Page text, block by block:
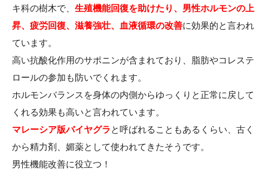
キ科の樹木で、 生殖機能回復を助けたり、男性ホルモンの上
昇、疲労回復、滋養強壮、血液循環の改善に効果的と言われ
ています。
高い抗酸化作用のサポニンが含まれており、脂肪やコレステ
ロールの参加も防いでくれます。
ホルモンバランスを身体の内側からゆっくりと正常に戻して
くれる効果も高いと言われています。
マレーシア版バイヤグラと呼ばれることもあるくらい、古く
から精力剤、媚薬として使われてきたそうです。
男性機能改善に役立つ！